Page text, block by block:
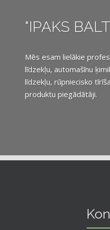
"IPAKS
Mēs esam lielākie
līdzekļu, automašīnu
līdzekļu, rūpniecisko
produktu piegādātāji.